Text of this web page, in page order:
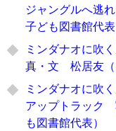
ジャングルへ逃
子ども図書館代表
ミンダナオに吹
真・文 松居友（
ミンダナオに吹
アップトラック
も図書館代表）